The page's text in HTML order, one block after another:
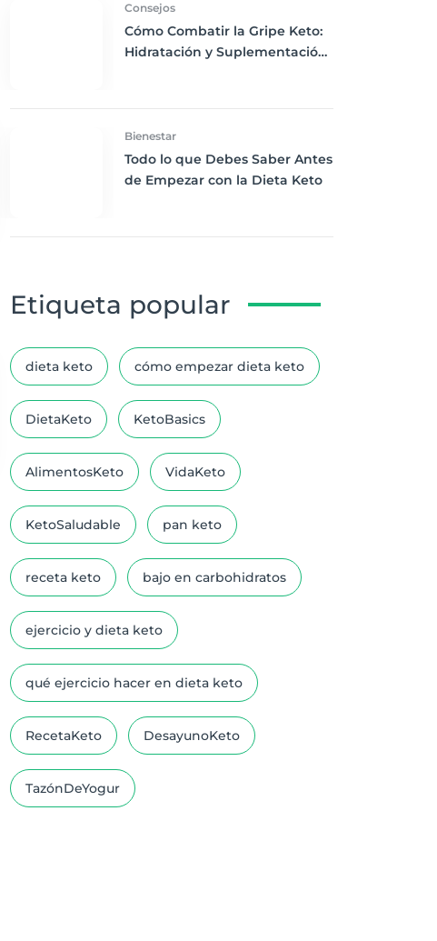
Consejos
Cómo Combatir la Gripe Keto:
Hidratación y Suplementación
Bienestar
Todo lo que Debes Saber Antes
de Empezar con la Dieta Keto
Etiqueta popular
dieta keto cómo empezar dieta keto
DietaKeto KetoBasics
AlimentosKeto VidaKeto
KetoSaludable pan keto
receta keto bajo en carbohidratos
ejercicio y dieta keto
qué ejercicio hacer en dieta keto
RecetaKeto DesayunoKeto
TazónDeYogur